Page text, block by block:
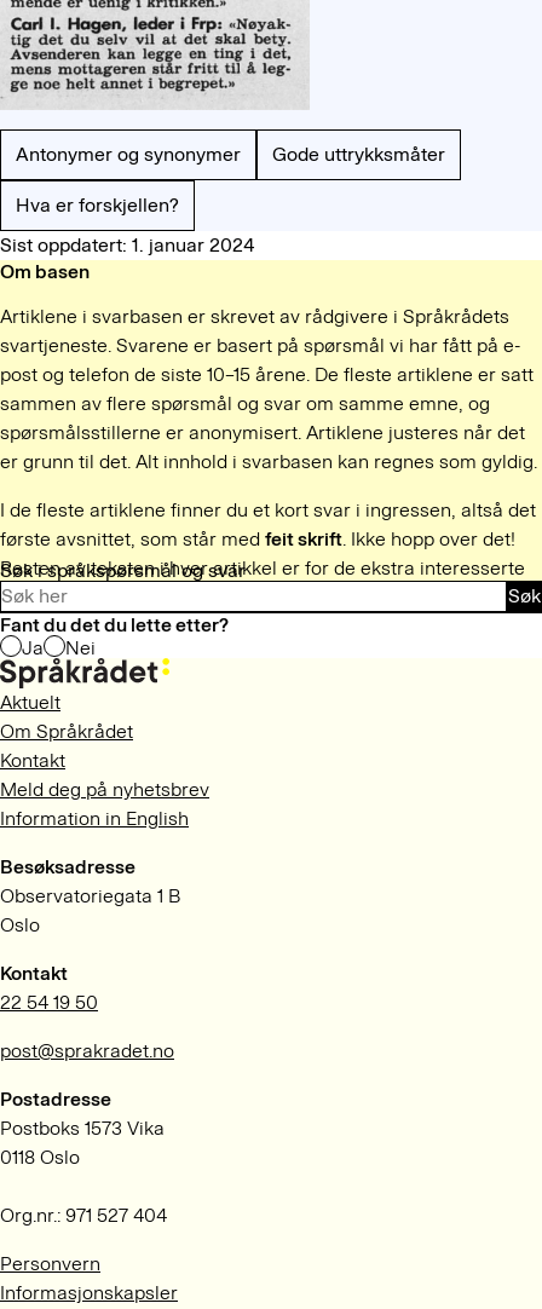
Søk i språkspørsmål og svar
Søk
Antonymer og synonymer Gode uttrykksmåter
Hva er forskjellen?
Sist oppdatert: 1. januar 2024
Om basen
Artiklene i svarbasen er skrevet av rådgivere i Språkrådets
svartjeneste. Svarene er basert på spørsmål vi har fått på e-
post og telefon de siste 10–15 årene. De fleste artiklene er satt
sammen av flere spørsmål og svar om samme emne, og
spørsmålsstillerne er anonymisert. Artiklene justeres når det
er grunn til det. Alt innhold i svarbasen kan regnes som gyldig.
I de fleste artiklene finner du et kort svar i ingressen, altså det
første avsnittet, som står med feit skrift. Ikke hopp over det!
Resten av teksten i hver artikkel er for de ekstra interesserte
og tålmodige.
Fant du det du lette etter?
Ja
Nei
Aktuelt
Om Språkrådet
Kontakt
Meld deg på nyhetsbrev
Information in English
Besøksadresse
Observatoriegata 1 B
Oslo
Kontakt
22 54 19 50
post@sprakradet.no
Postadresse
Postboks 1573 Vika
0118 Oslo
Org.nr.: 971 527 404
Personvern
Informasjonskapsler